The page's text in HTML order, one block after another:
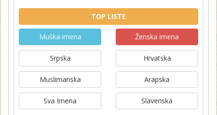
TOP LISTE
Muška imena Ženska imena
Srpska Hrvatska
Muslimanska Arapska
Sva Imena Slavenska